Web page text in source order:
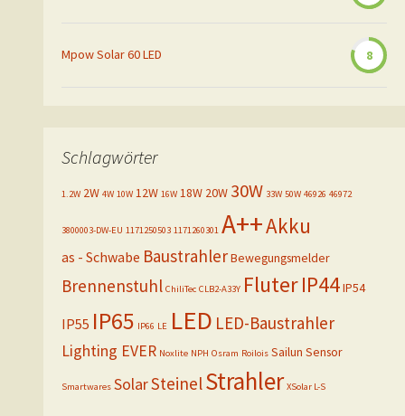
Mpow Solar 60 LED 8
Schlagwörter
1.2W 2W 4W 10W 12W 16W 18W 20W 30W 33W 50W 46926 46972
3800003-DW-EU 1171250503 1171260301 A++Akku
as - Schwabe BaustrahlerBewegungsmelder
Brennenstuhl ChiliTec CLB2-A33Y FluterIP44IP54
IP55 IP65 IP66 LE LED LED-Baustrahler
Lighting EVER Noxlite NPH Osram Roilois Sailun Sensor
Smartwares SolarSteinelStrahler XSolar L-S